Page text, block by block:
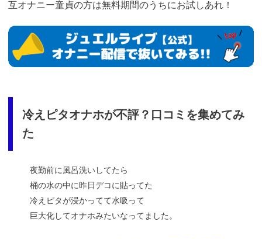
互オナニー童貞の方は無料期間のうちにお試しあれ！
https://www.j-
live.tv/LiveChat/acs.php?
si=jwchatt&pid=MLA5661_0001&pa=lp33.php
冷えピタオナホが不評？口コミを集めてみ
た
夜勤前に風呂洗いしてたら
桶の水の中に昨日デコに貼ってた
冷えピタが浸かってて水吸って
巨大化してオナホみたいなってました。